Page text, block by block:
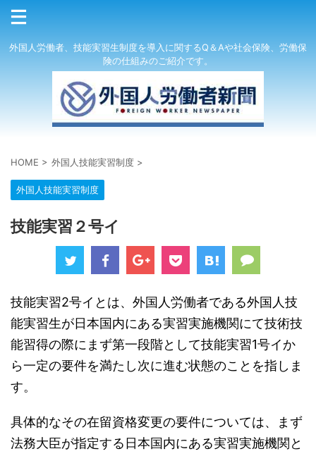
外国人労働者、技能実習生制度を導入に関するQ＆Aや社会保険、労働保
険の仕組みのご紹介です。
HOME > 外国人技能実習制度 >
外国人技能実習制度
技能実習２号イ
技能実習2号イとは、外国人労働者である外国人技
能実習生が日本国内にある実習実施機関にて技術技
能習得の際にまず第一段階として技能実習1号イか
ら一定の要件を満たし次に進む状態のことを指しま
す。
具体的なその在留資格変更の要件については、まず
法務大臣が指定する日本国内にある実習実施機関と